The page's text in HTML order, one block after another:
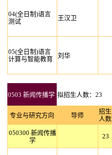
04(全日制)语言
测试
王汉卫
05(全日制)语言
计算与智能教育
刘华
0503 新闻传播学 拟招生人数：23
专业与研究方向 导师
招生
人数
050300 新闻传播
学
23